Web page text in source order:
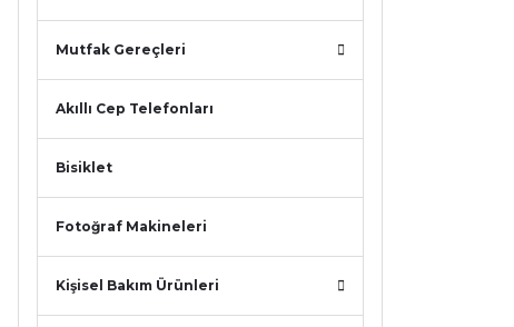
Mutfak Gereçleri
Akıllı Cep Telefonları
Bisiklet
Fotoğraf Makineleri
Kişisel Bakım Ürünleri